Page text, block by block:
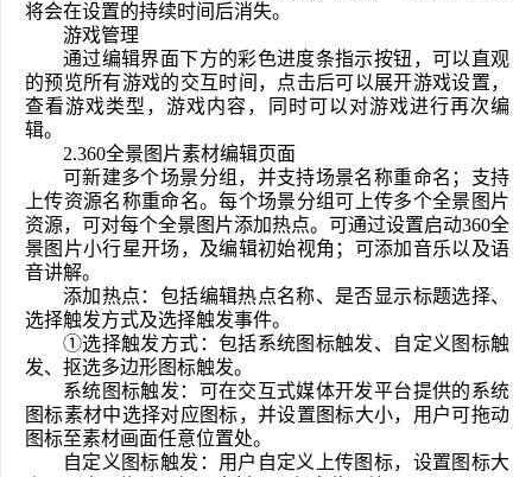
将会在设置的持续时间后消失。
游戏管理
通过编辑界面下方的彩色进度条指示按钮，可以直观
的预览所有游戏的交互时间，点击后可以展开游戏设置，
查看游戏类型，游戏内容，同时可以对游戏进行再次编
辑。
2.360全景图片素材编辑页面
可新建多个场景分组，并支持场景名称重命名；支持
上传资源名称重命名。每个场景分组可上传多个全景图片
资源，可对每个全景图片添加热点。可通过设置启动360全
景图片小行星开场，及编辑初始视角；可添加音乐以及语
音讲解。
添加热点：包括编辑热点名称、是否显示标题选择、
选择触发方式及选择触发事件。
①选择触发方式：包括系统图标触发、自定义图标触
发、抠选多边形图标触发。
系统图标触发：可在交互式媒体开发平台提供的系统
图标素材中选择对应图标，并设置图标大小，用户可拖动
图标至素材画面任意位置处。
自定义图标触发：用户自定义上传图标，设置图标大